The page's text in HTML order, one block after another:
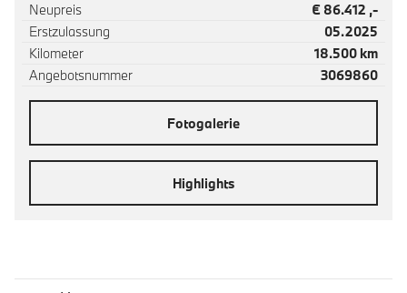
Neupreis
€ 86.412 ,-
Erstzulassung
05.2025
Kilometer
18.500 km
Angebotsnummer
3069860
Fotogalerie
Highlights